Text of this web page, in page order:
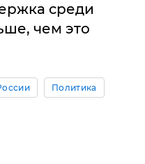
среди
чем это
Политика